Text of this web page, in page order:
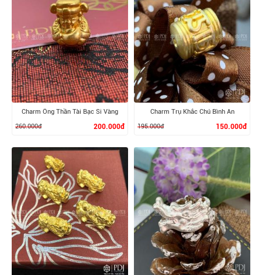
XEM CHI TIẾT XEM CHI TIẾT
XEM CHI TIẾT
Charm Ông Thần Tài Bạc Si Vàng
260.000đ
200.000đ
XEM CHI TIẾT
Charm Trụ Khắc Chú Bình An
195.000đ
150.000đ